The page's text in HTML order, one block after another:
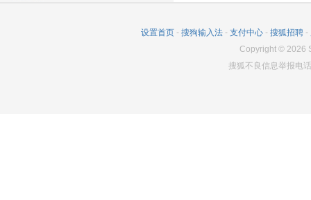
设置首页 - 搜狗输入法 - 支付中心 - 搜狐招聘 -
Copyright © 2026
搜狐不良信息举报电